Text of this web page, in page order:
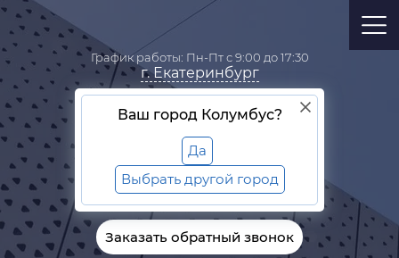
График работы: Пн-Пт с 9:00 до 17:30
Екатеринбург
Ваш город Колумбус?
Да
Выбрать другой город
8 (800) 333-06-04
zakaz@rekara.info
Заказать обратный звонок